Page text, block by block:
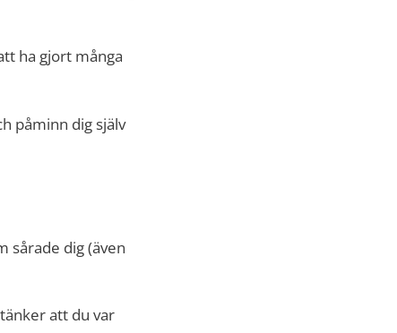
ha gjort många
påminn dig själv
sårade dig (även
att du var